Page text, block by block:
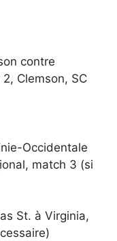
contre
Clemson, SC
Occidentale
match 3 (si
St. à Virginia,